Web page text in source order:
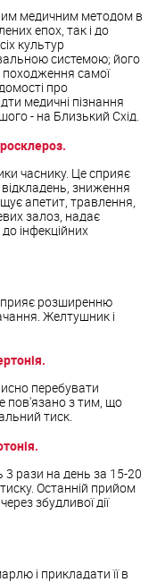
медичним методом в
епох, так і до
культур
системою; його
самої
про
медичні пізнання
- на Близький Схід.
часнику. Це сприяє
зниження
апетит, травлення,
залоз, надає
інфекційних
розширенню
Желтушник і
перебувати
пов'язано з тим, що
тиск.
3 рази на день за 15-20
Останній прийом
збудливої ​​дії
і прикладати її в